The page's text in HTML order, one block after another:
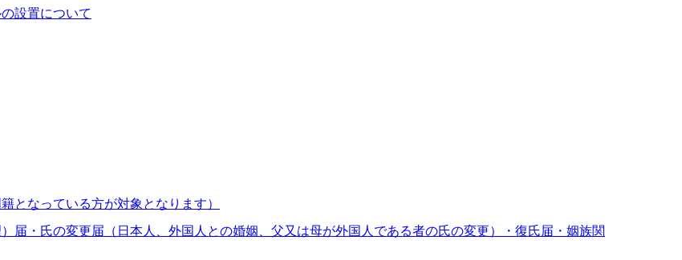
設置について
となっている方が対象となります）
届・氏の変更届（日本人、外国人との婚姻、父又は母が外国人である者の氏の変更）・復氏届・姻族関